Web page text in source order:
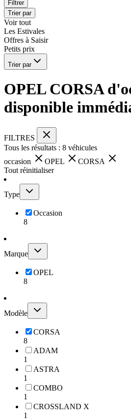
Filtrer
Trier par
Voir tout
Les Estivales
Offres à Saisir
Petits prix
Trier par
OPEL CORSA
disponible
FILTRES
Tous les résultats : 8 véhicules
occasion
OPEL
CORSA
Tout réinitialiser
Type
Occasion
8
Marque
OPEL
8
Modèle
CORSA
8
ADAM
1
ASTRA
1
COMBO
1
CROSSLAND X
1